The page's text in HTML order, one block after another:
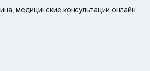
медицинские консультации онлайн.